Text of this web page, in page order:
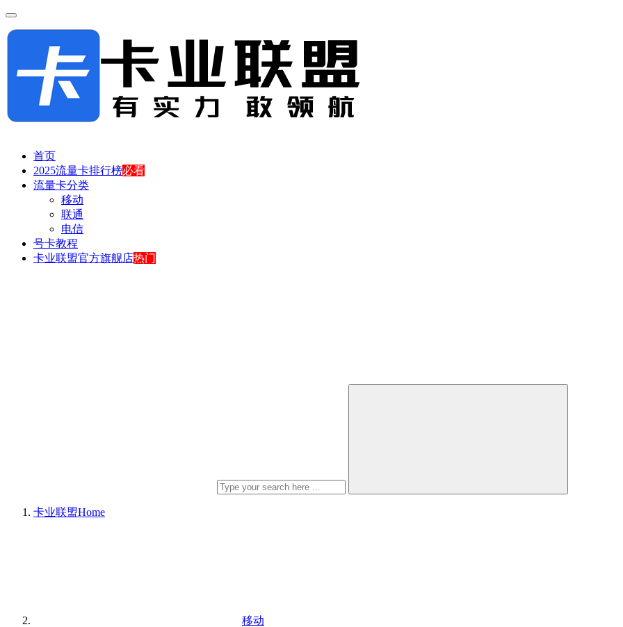
首页
2025流量卡排行榜必看
流量卡分类
移动
联通
电信
号卡教程
卡业联盟官方旗舰店热门
卡业联盟Home
移动